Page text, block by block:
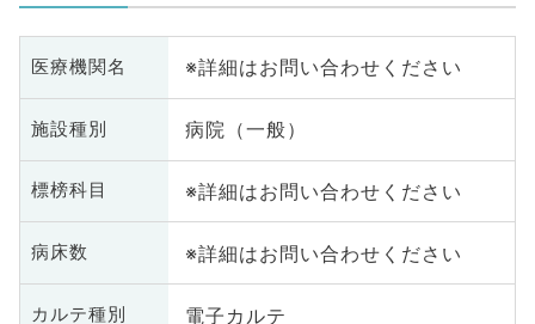
医療機関名 ※詳細はお問い合わせください
施設種別 病院（一般）
標榜科目 ※詳細はお問い合わせください
病床数 ※詳細はお問い合わせください
カルテ種別 電子カルテ